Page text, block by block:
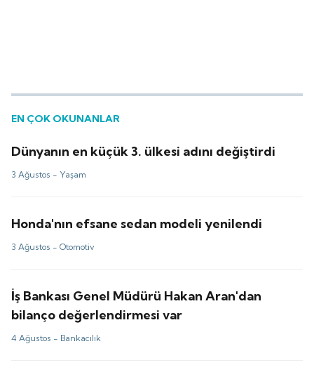
EN ÇOK OKUNANLAR
Dünyanın en küçük 3. ülkesi adını değiştirdi
3 Ağustos - Yaşam
Honda'nın efsane sedan modeli yenilendi
3 Ağustos -Otomotiv
İş Bankası Genel Müdürü Hakan Aran'dan
bilanço değerlendirmesi var
4 Ağustos - Bankacılık